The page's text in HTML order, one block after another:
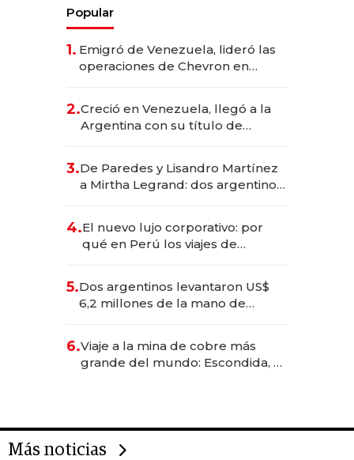
Popular
1. Emigró de Venezuela, lideró las
operaciones de Chevron en
2.Creció en Venezuela, llegó a la
Argentina con su título de
las marcas "fast premium"
3.De Paredes y Lisandro Martínez
a Mirtha Legrand: dos argentinos
4.El nuevo lujo corporativo: por
qué en Perú los viajes de
transformadoras
5.Dos argentinos levantaron US$
6,2 millones de la mano de
6.Viaje a la mina de cobre más
grande del mundo: Escondida, el
Más noticias